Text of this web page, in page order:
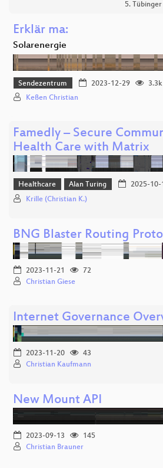
5.
Erklär ma:
Solarenergie
Sendezentrum 2023-12-29
3.3k
Keßen Christian
Famedly – Secure
Health Care with Matrix
Healthcare Alan Turing 2025-10-
Krille (Christian K.)
BNG Blaster Routing
2023-11-21
72
Christian Giese
Internet Governance
2023-11-20
43
Christian Kaufmann
New Mount API
2023-09-13
145
Christian Brauner